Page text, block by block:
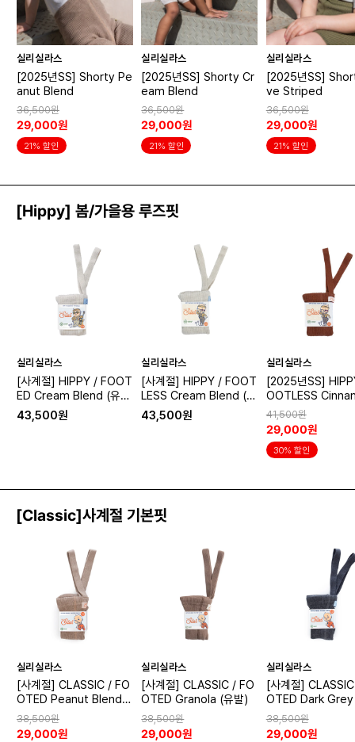
실리실라스
[2025년SS] Shorty Pe
anut Blend
36,500원
29,000원
21% 할인
실리실라스
[2025년SS] Shorty Cr
eam Blend
36,500원
29,000원
21% 할인
실리실라스
[2025년SS]
ve Striped
36,500원
29,000원
21% 할인
[Hippy] 봄/가을용 루즈핏
실리실라스
[사계절] HIPPY / FOOT
ED Cream Blend (유
발)
43,500원
실리실라스
[사계절] HIPPY / FOOT
LESS Cream Blend (무
발)
43,500원
실리실라스
[2025년SS]
OOTLESS
(무발)
41,500원
29,000원
30% 할인
[Classic]사계절 기본핏
실리실라스
[사계절] CLASSIC / FO
OTED Peanut Blend
(유발)
38,500원
29,000원
실리실라스
[사계절] CLASSIC / FO
OTED Granola (유발)
38,500원
29,000원
실리실라스
[사계절]
OTED Dark Grey
발)
38,500원
29,000원